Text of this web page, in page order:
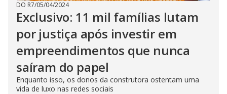
DO R7/05/04/2024
Exclusivo: 11 mil famílias lutam
por justiça após investir em
empreendimentos que nunca
saíram do papel
Enquanto isso, os donos da construtora ostentam uma
vida de luxo nas redes sociais